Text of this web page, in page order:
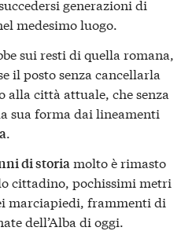
generazioni di
medesimo luogo.
sui resti di quella romana,
il posto senza cancellarla
alla città attuale, che senza
sua forma dai lineamenti
.
di storia molto è rimasto
cittadino, pochissimi metri
marciapiedi, frammenti di
dell’Alba di oggi.